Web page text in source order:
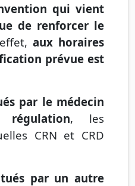
qui vient
de renforcer le
aux horaires
prévue est
par le médecin
, les
CRN et CRD
par un autre